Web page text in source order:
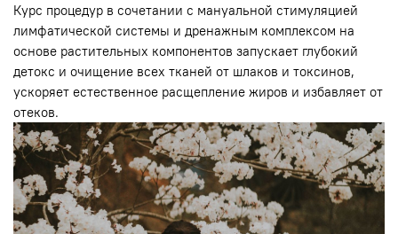
Курс процедур в сочетании с мануальной стимуляцией
лимфатической системы и дренажным комплексом на
основе растительных компонентов запускает глубокий
детокс и очищение всех тканей от шлаков и токсинов,
ускоряет естественное расщепление жиров и избавляет от
отеков.